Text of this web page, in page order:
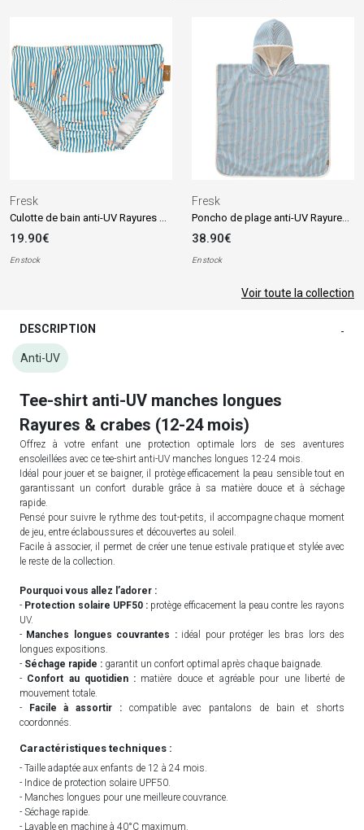
Fresk
19.90€
En stock
Fresk
38.90€
En stock
Voir toute la collection
DESCRIPTION -
Anti-UV
Tee-shirt anti-UV manches longues
Rayures & crabes (12-24 mois)
Offrez à votre enfant une protection optimale lors de ses aventures
ensoleillées avec ce tee-shirt anti-UV manches longues 12-24 mois.
Idéal pour jouer et se baigner, il protège efficacement la peau sensible tout en
garantissant un confort durable grâce à sa matière douce et à séchage
rapide.
Pensé pour suivre le rythme des tout-petits, il accompagne chaque moment
de jeu, entre éclaboussures et découvertes au soleil.
Facile à associer, il permet de créer une tenue estivale pratique et stylée avec
le reste de la collection.
Pourquoi vous allez l’adorer :
- Protection solaire UPF50 : protège efficacement la peau contre les rayons
UV.
- Manches longues couvrantes :idéal pour protéger les bras lors des
longues expositions.
- Séchage rapide : garantit un confort optimal après chaque baignade.
- Confort au quotidien : matière douce et agréable pour une liberté de
mouvement totale.
-
Facile à assortir :compatible avec pantalons de bain et shorts
coordonnés.
Caractéristiques techniques :
- Taille adaptée aux enfants de 12 à 24 mois.
- Indice de protection solaire UPF50.
- Manches longues pour une meilleure couvrance.
- Séchage rapide.
- Lavable en machine à 40°C maximum.